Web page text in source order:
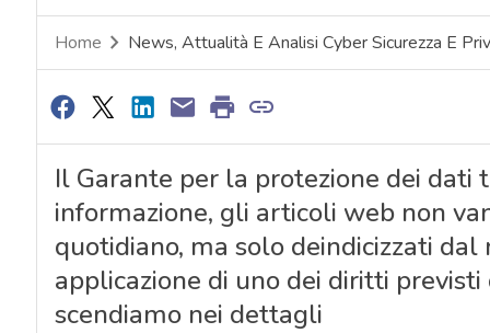
Home News, Attualità E Analisi Cyber Sicurezza E
Il Garante per la protezione dei
informazione, gli articoli web non
quotidiano, ma solo deindicizzati dal
applicazione di uno dei diritti
scendiamo nei dettagli